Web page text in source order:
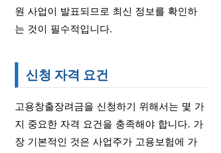
원 사업이 발표되므로 최신 정보를 확인하
는 것이 필수적입니다.
신청 자격 요건
고용창출장려금을 신청하기 위해서는 몇 가
지 중요한 자격 요건을 충족해야 합니다. 가
장 기본적인 것은 사업주가 고용보험에 가